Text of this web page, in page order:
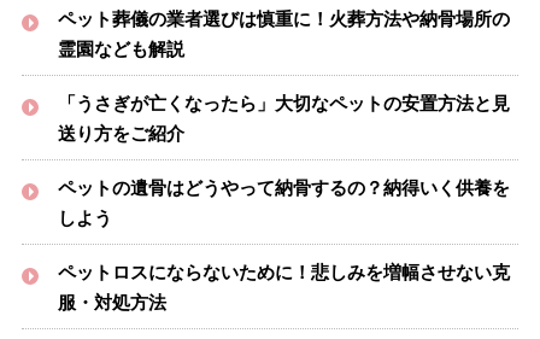
ペット葬儀の業者選びは慎重に！火葬方法や納骨場所の
霊園なども解説
「うさぎが亡くなったら」大切なペットの安置方法と見
送り方をご紹介
ペットの遺骨はどうやって納骨するの？納得いく供養を
しよう
ペットロスにならないために！悲しみを増幅させない克
服・対処方法